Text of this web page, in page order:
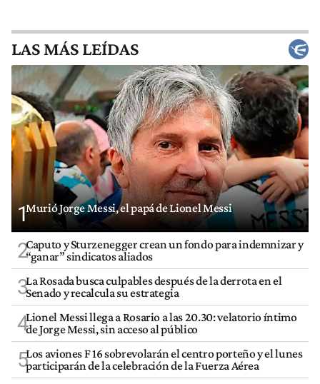
LAS MÁS LEÍDAS
1Murió Jorge Messi, el papá de Lionel Messi
2Caputo y Sturzenegger crean un fondo para indemnizar y
“ganar” sindicatos aliados
3La Rosada busca culpables después de la derrota en el
Senado y recalcula su estrategia
4Lionel Messi llega a Rosario a las 20.30: velatorio íntimo
de Jorge Messi, sin acceso al público
5Los aviones F 16 sobrevolarán el centro porteño y el lunes
participarán de la celebración de la Fuerza Aérea